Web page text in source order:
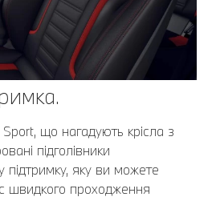
що нагадують крісла з
підголівники
підтримку, яку ви можете
швидкого проходження